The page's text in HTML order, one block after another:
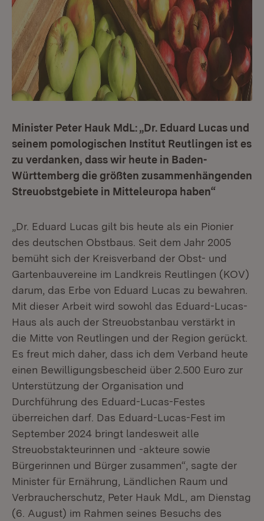
Minister Peter Hauk MdL: „Dr. Eduard Lucas und
seinem pomologischen Institut Reutlingen ist es
zu verdanken, dass wir heute in Baden-
Württemberg die größten zusammenhängenden
Streuobstgebiete in Mitteleuropa haben“
„Dr. Eduard Lucas gilt bis heute als ein Pionier
des deutschen Obstbaus. Seit dem Jahr 2005
bemüht sich der Kreisverband der Obst- und
Gartenbauvereine im Landkreis Reutlingen (KOV)
darum, das Erbe von Eduard Lucas zu bewahren.
Mit dieser Arbeit wird sowohl das Eduard-Lucas-
Haus als auch der Streuobstanbau verstärkt in
die Mitte von Reutlingen und der Region gerückt.
Es freut mich daher, dass ich dem Verband heute
einen Bewilligungsbescheid über 2.500 Euro zur
Unterstützung der Organisation und
Durchführung des Eduard-Lucas-Festes
überreichen darf. Das Eduard-Lucas-Fest im
September 2024 bringt landesweit alle
Streuobstakteurinnen und -akteure sowie
Bürgerinnen und Bürger zusammen“, sagte der
Minister für Ernährung, Ländlichen Raum und
Verbraucherschutz, Peter Hauk MdL, am Dienstag
(6. August) im Rahmen seines Besuchs des